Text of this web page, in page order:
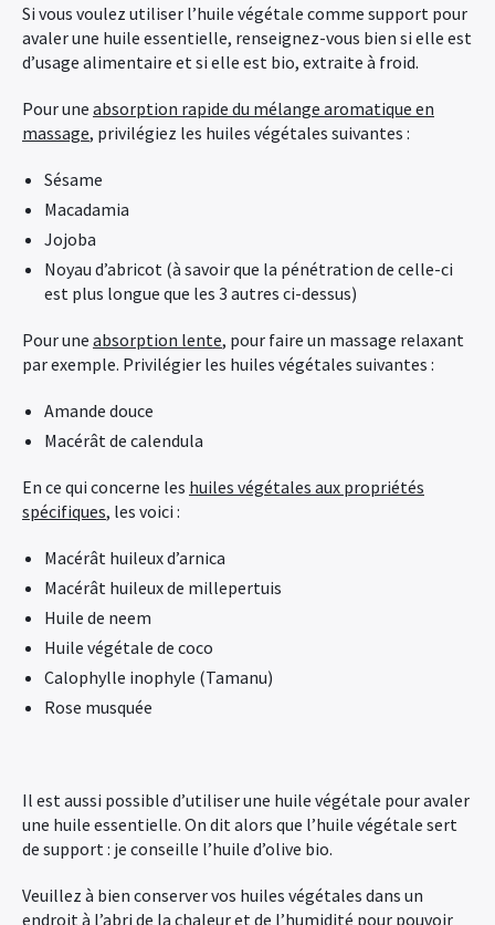
Si vous voulez utiliser l’huile végétale comme support pour
avaler une huile essentielle, renseignez-vous bien si elle est
d’usage alimentaire et si elle est bio, extraite à froid.
Pour une absorption rapide du mélange aromatique en
massage, privilégiez les huiles végétales suivantes :
Sésame
Macadamia
Jojoba
Noyau d’abricot (à savoir que la pénétration de celle-ci
est plus longue que les 3 autres ci-dessus)
Pour une absorption lente, pour faire un massage relaxant
par exemple. Privilégier les huiles végétales suivantes :
Amande douce
Macérât de calendula
En ce qui concerne les huiles végétales aux propriétés
spécifiques, les voici :
Macérât huileux d’arnica
Macérât huileux de millepertuis
Huile de neem
Huile végétale de coco
Calophylle inophyle (Tamanu)
Rose musquée
Il est aussi possible d’utiliser une huile végétale pour avaler
une huile essentielle. On dit alors que l’huile végétale sert
de support : je conseille l’huile d’olive bio.
Veuillez à bien conserver vos huiles végétales dans un
endroit à l’abri de la chaleur et de l’humidité pour pouvoir